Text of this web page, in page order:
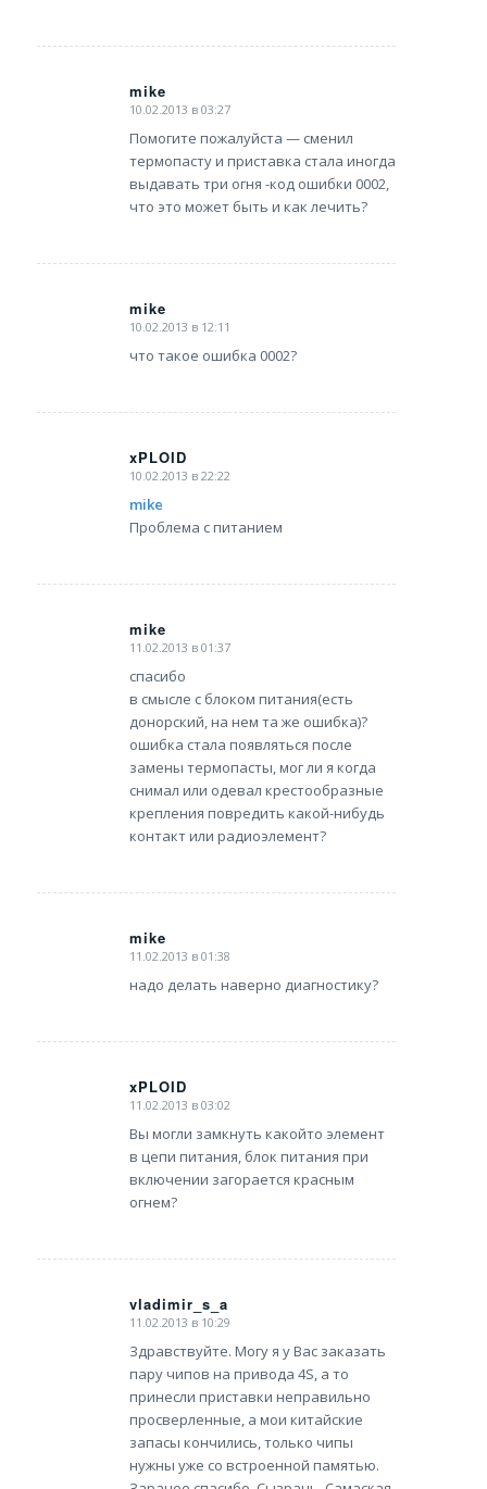
mike
says:
10.02.2013 в 03:27
Помогите пожалуйста — сменил
термопасту и приставка стала иногда
выдавать три огня -код ошибки 0002,
что это может быть и как лечить?
mike
says:
10.02.2013 в 12:11
что такое ошибка 0002?
xPLOID
says:
10.02.2013 в 22:22
mike
Проблема с питанием
mike
says:
11.02.2013 в 01:37
спасибо
в смысле с блоком питания(есть
донорский, на нем та же ошибка)?
ошибка стала появляться после
замены термопасты, мог ли я когда
снимал или одевал крестообразные
крепления повредить какой-нибудь
контакт или радиоэлемент?
mike
says:
11.02.2013 в 01:38
надо делать наверно диагностику?
xPLOID
says:
11.02.2013 в 03:02
Вы могли замкнуть какойто элемент
в цепи питания, блок питания при
включении загорается красным
огнем?
vladimir_s_a
says:
11.02.2013 в 10:29
Здравствуйте. Могу я у Вас заказать
пару чипов на привода 4S, а то
принесли приставки неправильно
просверленные, а мои китайские
запасы кончились, только чипы
нужны уже со встроенной памятью.